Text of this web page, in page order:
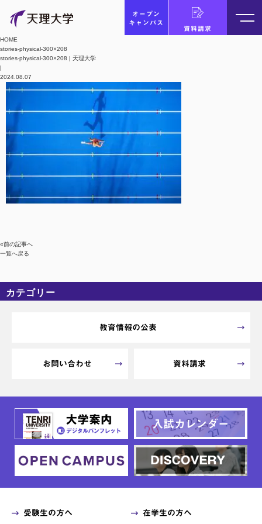
オープン
キャンパス
資料請求
HOME
stories-physical-300×208
stories-physical-300×208 | 天理大学
|
2024.08.07
«前の記事へ
一覧へ戻る
カテゴリー
教育情報の公表
お問い合わせ 資料請求
受験生の方へ 在学生の方へ